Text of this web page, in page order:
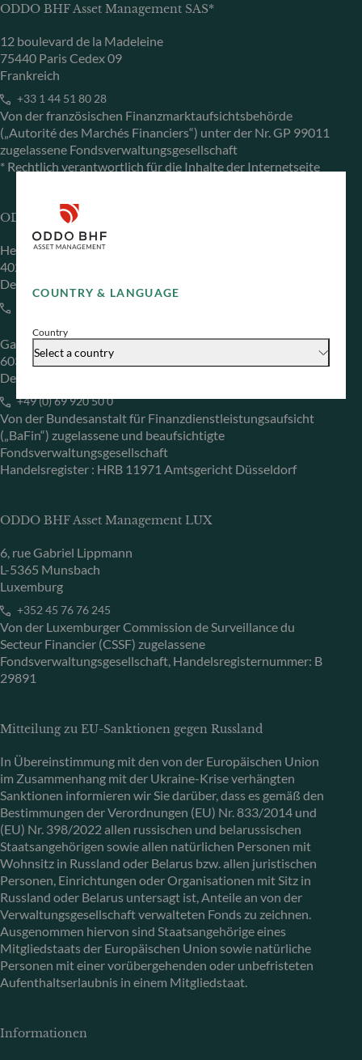
COUNTRY & LANGUAGE
Country
Select a country
ODDO BHF Asset Management SAS*
12 boulevard de la Madeleine
75440 Paris Cedex 09
Frankreich
+33 1 44 51 80 28
Von der französischen Finanzmarktaufsichtsbehörde
(„Autorité des Marchés Financiers“) unter der Nr. GP 99011
zugelassene Fondsverwaltungsgesellschaft
* Rechtlich verantwortlich für die Inhalte der Internetseite
ODDO BHF Asset Management GmbH
Herzogstraße 15
40217 Düsseldorf
Deutschland
Gallusanlage 8
60329 Frankfurt am Main
Deutschland
+49 (0) 69 920 50 0
Von der Bundesanstalt für Finanzdienstleistungsaufsicht
(„BaFin“) zugelassene und beaufsichtigte
Fondsverwaltungsgesellschaft
Handelsregister : HRB 11971 Amtsgericht Düsseldorf
ODDO BHF Asset Management LUX
6, rue Gabriel Lippmann
L-5365 Munsbach
Luxemburg
+352 45 76 76 245
Von der Luxemburger Commission de Surveillance du
Secteur Financier (CSSF) zugelassene
Fondsverwaltungsgesellschaft, Handelsregisternummer: B
29891
Mitteilung zu EU-Sanktionen gegen Russland
In Übereinstimmung mit den von der Europäischen Union
im Zusammenhang mit der Ukraine-Krise verhängten
Sanktionen informieren wir Sie darüber, dass es gemäß den
Bestimmungen der Verordnungen (EU) Nr. 833/2014 und
(EU) Nr. 398/2022 allen russischen und belarussischen
Staatsangehörigen sowie allen natürlichen Personen mit
Wohnsitz in Russland oder Belarus bzw. allen juristischen
Personen, Einrichtungen oder Organisationen mit Sitz in
Russland oder Belarus untersagt ist, Anteile an von der
Verwaltungsgesellschaft verwalteten Fonds zu zeichnen.
Ausgenommen hiervon sind Staatsangehörige eines
Mitgliedstaats der Europäischen Union sowie natürliche
Personen mit einer vorübergehenden oder unbefristeten
Aufenthaltserlaubnis in einem Mitgliedstaat.
Informationen